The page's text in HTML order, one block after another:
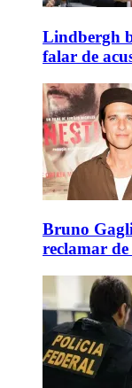
Lindbergh
falar de
Bruno
reclamar